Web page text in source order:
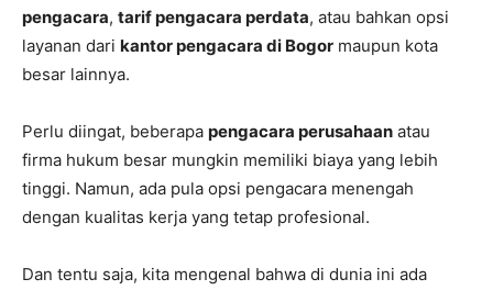
pengacara, tarif pengacara perdata, atau bahkan opsi
layanan dari kantor pengacara di Bogor maupun kota
besar lainnya.
Perlu diingat, beberapa pengacara perusahaan atau
firma hukum besar mungkin memiliki biaya yang lebih
tinggi. Namun, ada pula opsi pengacara menengah
dengan kualitas kerja yang tetap profesional.
Dan tentu saja, kita mengenal bahwa di dunia ini ada